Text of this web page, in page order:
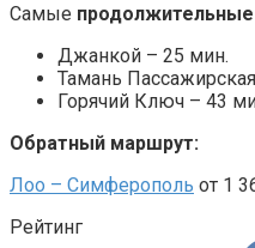
Самые
Джанкой – 25 мин.
Тамань
Горячий Ключ – 43
Обратный маршрут:
Лоо – Симферополь от 1
Рейтинг